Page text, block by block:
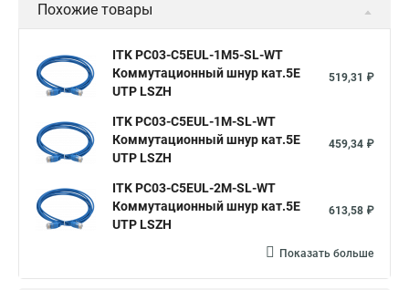
Похожие товары
ITK PC03-C5EUL-1M5-SL-WT
Коммутационный шнур кат.5E
UTP LSZH
519,31 ₽
ITK PC03-C5EUL-1M-SL-WT
Коммутационный шнур кат.5E
UTP LSZH
459,34 ₽
ITK PC03-C5EUL-2M-SL-WT
Коммутационный шнур кат.5E
UTP LSZH
613,58 ₽
Показать больше